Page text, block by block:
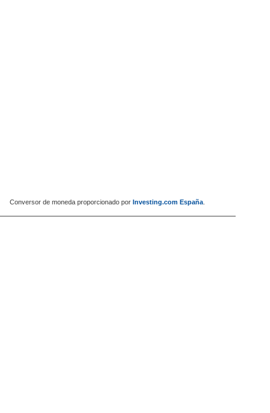
Conversor de moneda proporcionado por Investing.com España